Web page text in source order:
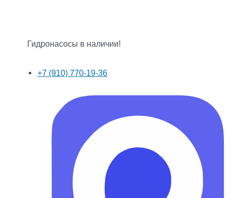
Гидронасосы в наличии!
+7 (910) 770-19-36